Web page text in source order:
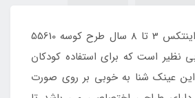
ی کودک اینتکس 3 تا 8 سال طرح کوسه 55610
است که برای استفاده کودکان
عینک شنا به خوبی بر روی صورت